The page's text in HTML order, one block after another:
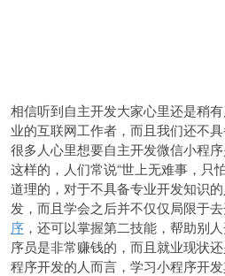
相信听到自主开发大家心里还是稍
业的互联网工作者，而且我们还不
很多人心里想要自主开发微信小程
这样的，人们常说“世上无难事，只
道理的，对于不具备专业开发知识
发，而且学会之后并不仅仅局限于
序 ，还可以掌握第二技能，帮助别
序员是非常赚钱的，而且就业现状
程序开发的人而言，学习小程序开发